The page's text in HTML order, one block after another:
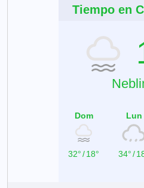
Tiempo en
Dom
32°/18°
Lun
34°/